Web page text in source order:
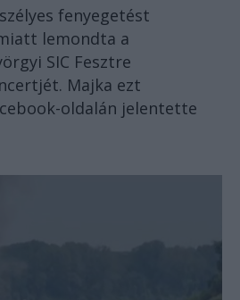
fenyegetést
lemondta a
SIC Fesztre
Majka ezt
oldalán jelentette